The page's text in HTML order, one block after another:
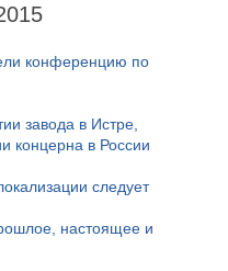
конференцию по
завода в Истре,
концерна в России
следует
настоящее и